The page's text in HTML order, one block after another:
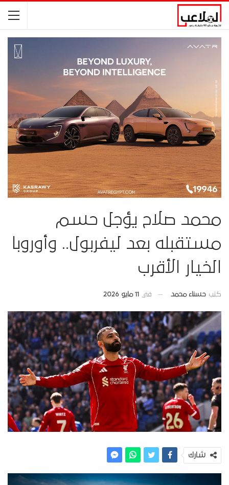
محمد صلاح يؤجل حسم
مستقبله بعد ليفربول.. وأوروبا
الخيار الأقرب
كتب حسناء محمد في 11 مايو 2026
شارك